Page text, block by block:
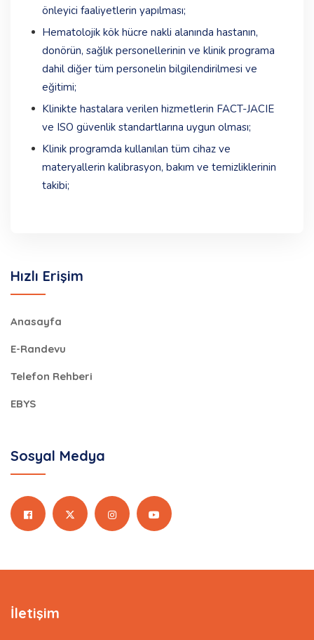
önleyici faaliyetlerin yapılması;
Hematolojik kök hücre nakli alanında hastanın,
donörün, sağlık personellerinin ve klinik programa
dahil diğer tüm personelin bilgilendirilmesi ve
eğitimi;
Klinikte hastalara verilen hizmetlerin FACT-JACIE
ve ISO güvenlik standartlarına uygun olması;
Klinik programda kullanılan tüm cihaz ve
materyallerin kalibrasyon, bakım ve temizliklerinin
takibi;
Hızlı Erişim
Anasayfa
E-Randevu
Telefon Rehberi
EBYS
Sosyal Medya
İletişim